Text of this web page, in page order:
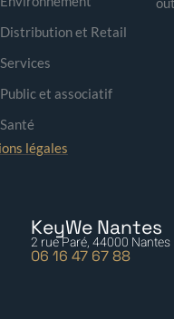
Distribution et Retail
Services
Public et associatif
Santé
légales
KeyWe Nantes
2 rue Paré, 44000 Nantes
06 16 47 67 88